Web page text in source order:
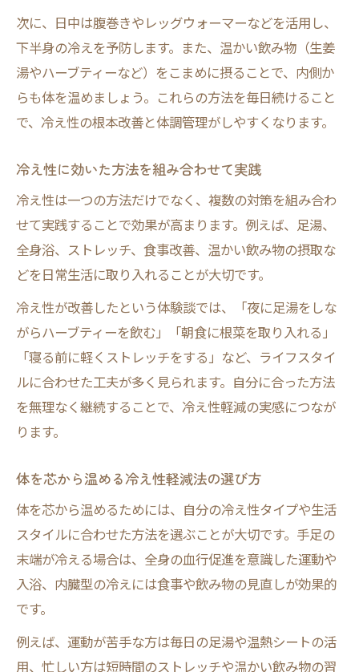
次に、日中は腹巻きやレッグウォーマーなどを活用し、
下半身の冷えを予防します。また、温かい飲み物（生姜
湯やハーブティーなど）をこまめに摂ることで、内側か
らも体を温めましょう。これらの方法を毎日続けること
で、冷え性の根本改善と体調管理がしやすくなります。
冷え性に効いた方法を組み合わせて実践
冷え性は一つの方法だけでなく、複数の対策を組み合わ
せて実践することで効果が高まります。例えば、足湯、
全身浴、ストレッチ、食事改善、温かい飲み物の摂取な
どを日常生活に取り入れることが大切です。
冷え性が改善したという体験談では、「夜に足湯をしな
がらハーブティーを飲む」「朝食に根菜を取り入れる」
「寝る前に軽くストレッチをする」など、ライフスタイ
ルに合わせた工夫が多く見られます。自分に合った方法
を無理なく継続することで、冷え性軽減の実感につなが
ります。
体を芯から温める冷え性軽減法の選び方
体を芯から温めるためには、自分の冷え性タイプや生活
スタイルに合わせた方法を選ぶことが大切です。手足の
末端が冷える場合は、全身の血行促進を意識した運動や
入浴、内臓型の冷えには食事や飲み物の見直しが効果的
です。
例えば、運動が苦手な方は毎日の足湯や温熱シートの活
用、忙しい方は短時間のストレッチや温かい飲み物の習